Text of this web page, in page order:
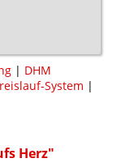
| DHM
System |
Herz"